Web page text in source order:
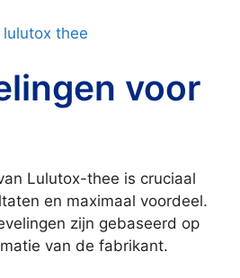
voor
Lulutox-thee is cruciaal
en maximaal voordeel.
zijn gebaseerd op
van de fabrikant.